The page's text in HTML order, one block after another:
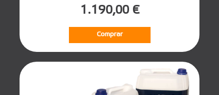
1.190,00 €
Comprar